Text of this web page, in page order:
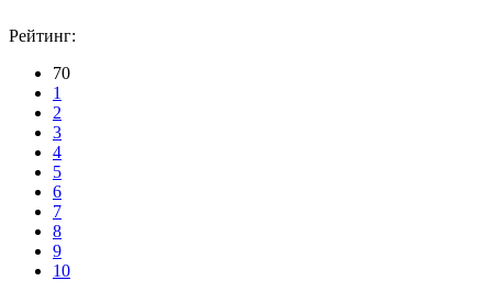
Рейтинг:
70
1
2
3
4
5
6
7
8
9
10